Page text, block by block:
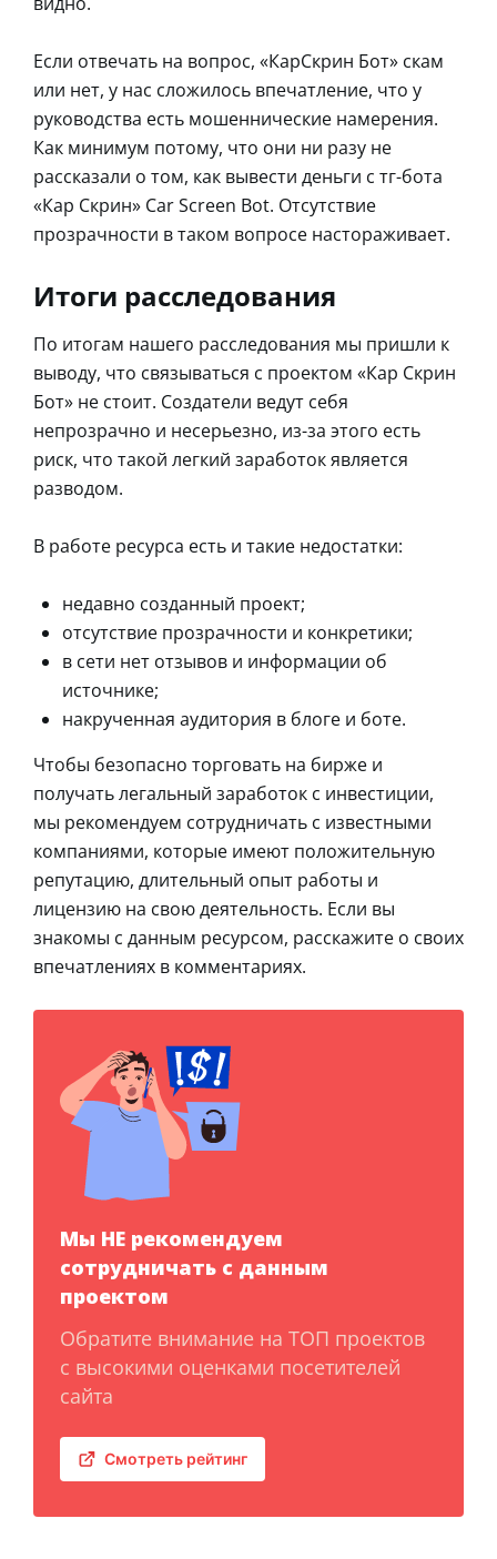
Если отвечать на вопрос, «КарСкрин Бот» скам
или нет, у нас сложилось впечатление, что у
руководства есть мошеннические намерения.
Как минимум потому, что они ни разу не
рассказали о том, как вывести деньги с тг-бота
«Кар Скрин» Car Screen Bot. Отсутствие
прозрачности в таком вопросе настораживает.
Итоги расследования
По итогам нашего расследования мы пришли к
выводу, что связываться с проектом «Кар Скрин
Бот» не стоит. Создатели ведут себя
непрозрачно и несерьезно, из-за этого есть
риск, что такой легкий заработок является
разводом.
В работе ресурса есть и такие недостатки:
недавно созданный проект;
отсутствие прозрачности и конкретики;
в сети нет отзывов и информации об
источнике;
накрученная аудитория в блоге и боте.
Чтобы безопасно торговать на бирже и
получать легальный заработок с инвестиции,
мы рекомендуем сотрудничать с известными
компаниями, которые имеют положительную
репутацию, длительный опыт работы и
лицензию на свою деятельность. Если вы
знакомы с данным ресурсом, расскажите о своих
впечатлениях в комментариях.
Мы НЕ рекомендуем
сотрудничать с данным
проектом
Обратите внимание на ТОП проектов
с высокими оценками посетителей
сайта
Смотреть рейтинг